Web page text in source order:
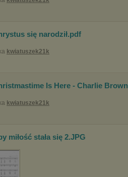
się narodził.pdf
kwiatuszek21k
Is Here - Charlie Brown
kwiatuszek21k
miłość stała się 2.JPG